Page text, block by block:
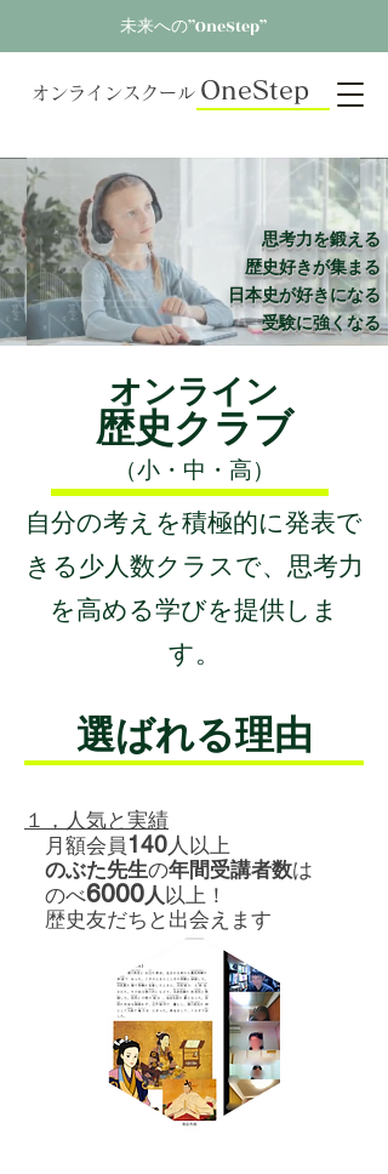
未来への”OneStep”
オンラインスクール OneStep
思考力を鍛える
歴史好きが集まる
日本史が好きになる
受験に強くなる
オンライン
歴史クラブ
（小・中・高）
自分の考えを積極的に発表で
きる少人数クラスで、思考力
を高める学びを提供しま
す。
選ばれる理由
１，人気と実績
月額会員 140人 以上
のぶた先生の年間受講者数は
のべ6000人以上！
歴史友だちと出会えます